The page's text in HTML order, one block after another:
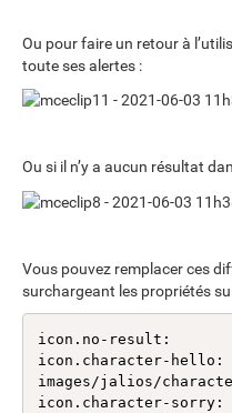
Ou pour faire un retour à
toute ses alertes :
Ou si il n’y a aucun résultat
Vous pouvez remplacer ces
surchargeant les propriétés
icon.no-result:
icon.character-hello:
images/jalios/
icon.character-sorry: